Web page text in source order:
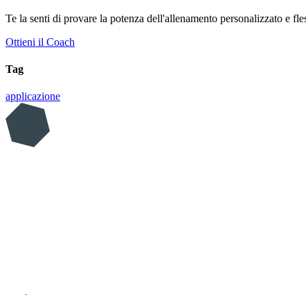
Te la senti di provare la potenza dell'allenamento personalizzato e
Ottieni il Coach
Tag
applicazione